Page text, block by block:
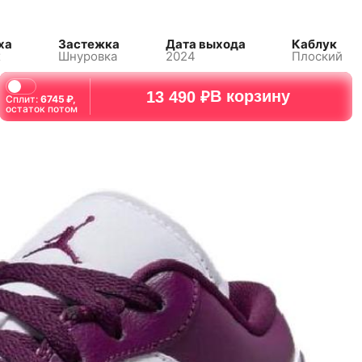
Застежка
Шнуровка
Дата выхода
2024
Каблук
Плоский
Сплит:6745 ₽,
остаток потом
13 490 ₽В корзину